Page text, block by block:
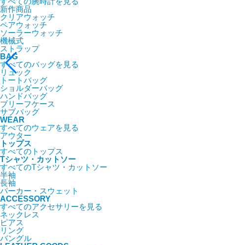
新作商品
クリアウォッチ
ペアウォッチ
ソーラーウォッチ
機械式
ストラップ
BAG
すべてのバッグを見る
リュック
トートバッグ
ショルダーバッグ
ハンドバッグ
ブリーフケース
サブバッグ
WEAR
すべてのウェアを見る
アウター
トップス
すべてのトップス
Tシャツ・カットソー
すべてのTシャツ・カットソー
半袖
長袖
パーカー・スウェット
ACCESSORY
すべてのアクセサリーを見る
ネックレス
ピアス
リング
バングル